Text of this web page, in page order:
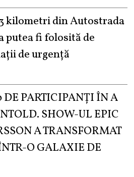
kilometri din Autostrada
putea fi folosită de
de urgență
DE PARTICIPANȚI ÎN A
SHOW-UL EPIC
A TRANSFORMAT
O GALAXIE DE